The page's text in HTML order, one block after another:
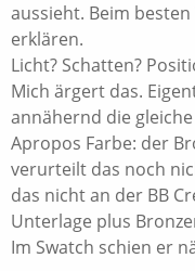
aussieht. Beim
erklären.
Licht? Schatten?
Mich ärgert das.
annähernd die
Apropos Farbe: der
verurteilt das noch
das nicht an der BB
Unterlage plus
Im Swatch schien er